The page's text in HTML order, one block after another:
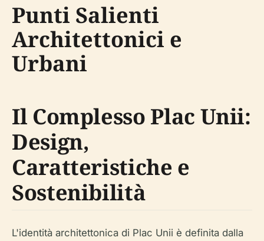
Punti Salienti
Architettonici e
Urbani
Il Complesso Plac Unii:
Design,
Caratteristiche e
Sostenibilità
L'identità architettonica di Plac Unii è definita dalla